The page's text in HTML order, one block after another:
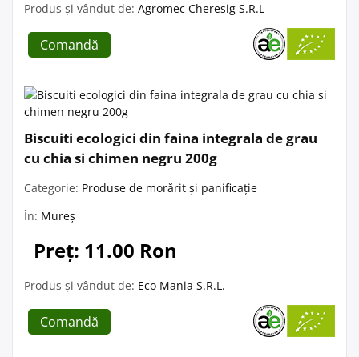
Produs și vândut de: Agromec Cheresig S.R.L
Comandă
Biscuiti ecologici din faina integrala de grau
cu chia si chimen negru 200g
Categorie: Produse de morărit și panificație
În: Mureș
Preț: 11.00 Ron
Produs și vândut de: Eco Mania S.R.L.
Comandă